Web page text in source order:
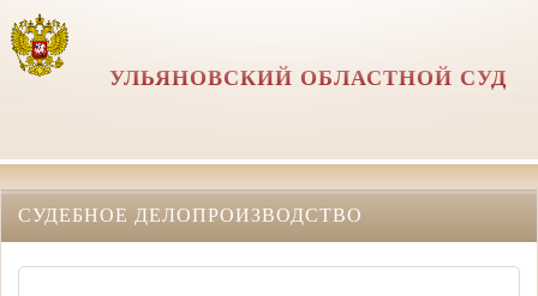
УЛЬЯНОВСКИЙ ОБЛАСТНОЙ СУД
СУДЕБНОЕ ДЕЛОПРОИЗВОДСТВО